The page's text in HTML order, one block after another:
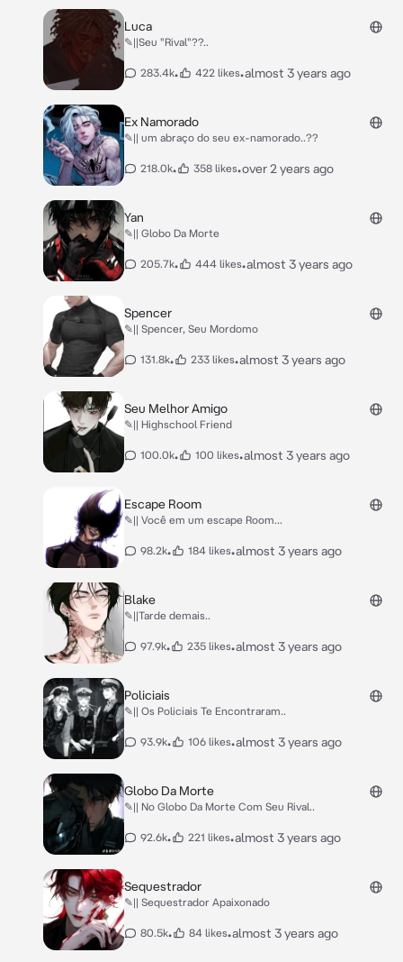
Luca
✎||Seu "Rival"??..
283.4k• 422 likes•almost 3 years ago
Ex Namorado
✎|| um abraço do seu ex-namorado..??
218.0k• 358 likes•over 2 years ago
Yan
✎|| Globo Da Morte
205.7k• 444 likes•almost 3 years ago
Spencer
✎|| Spencer, Seu Mordomo
131.8k• 233 likes•almost 3 years ago
Seu Melhor Amigo
✎|| Highschool Friend
100.0k• 100 likes•almost 3 years ago
Escape Room
✎|| Você em um escape Room...
98.2k• 184 likes•almost 3 years ago
Blake
✎||Tarde demais..
97.9k• 235 likes•almost 3 years ago
Policiais
✎|| Os Policiais Te Encontraram..
93.9k• 106 likes•almost 3 years ago
Globo Da Morte
✎|| No Globo Da Morte Com Seu Rival..
92.6k• 221 likes•almost 3 years ago
Sequestrador
✎|| Sequestrador Apaixonado
80.5k• 84 likes•almost 3 years ago